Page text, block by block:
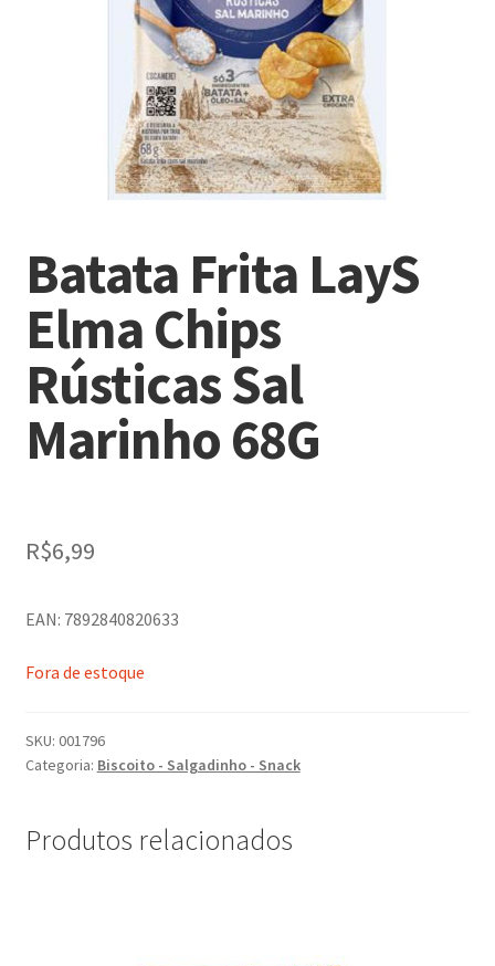
Batata Frita LayS
Elma Chips
Rústicas Sal
Marinho 68G
R$6,99
EAN: 7892840820633
Fora de estoque
SKU: 001796
Categoria: Biscoito - Salgadinho - Snack
Produtos relacionados